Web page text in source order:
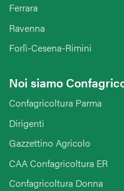
Ferrara
Ravenna
Forlì-Cesena-Rimini
Noi siamo
Confagricoltura Parma
Dirigenti
Gazzettino Agricolo
CAA Confagricoltura ER
Confagricoltura Donna